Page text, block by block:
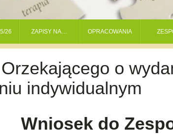
26 ZAPISY NA… OPRACOWANIA
o
indywidualnym
Wniosek do